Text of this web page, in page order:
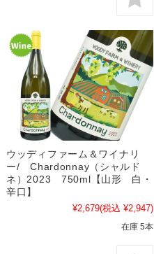
ウッディファーム＆ワイナリ
ー/ Chardonnay（シャルド
ネ）2023 750ml【山形 白・
辛口】
¥2,679(税込 ¥2,947)
在庫 5本